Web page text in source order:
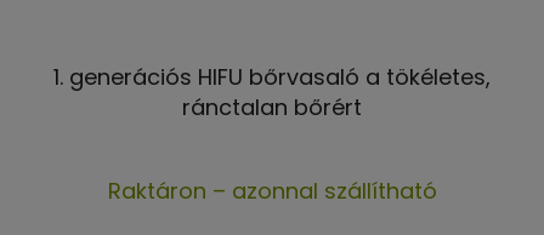
1. generációs HIFU bőrvasaló a tökéletes,
ránctalan bőrért
termék
Raktáron – azonnal szállítható